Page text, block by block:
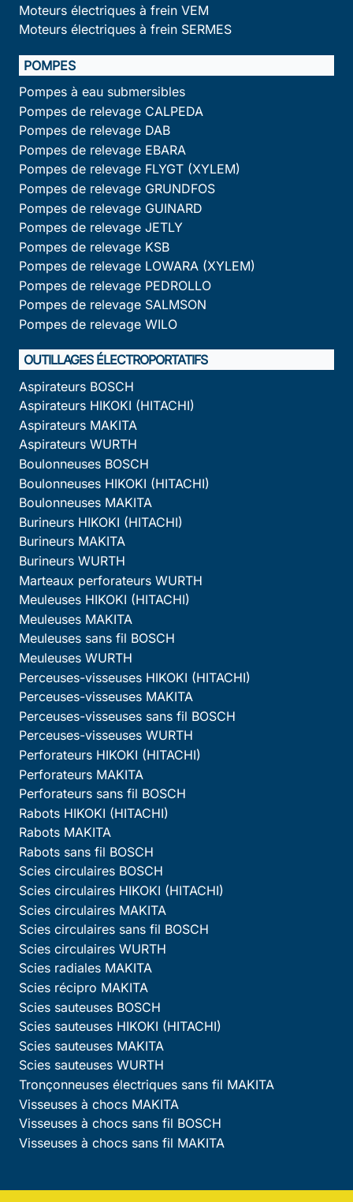
Moteurs électriques à frein VEM
Moteurs électriques à frein SERMES
POMPES
Pompes à eau submersibles
Pompes de relevage CALPEDA
Pompes de relevage DAB
Pompes de relevage EBARA
Pompes de relevage FLYGT (XYLEM)
Pompes de relevage GRUNDFOS
Pompes de relevage GUINARD
Pompes de relevage JETLY
Pompes de relevage KSB
Pompes de relevage LOWARA (XYLEM)
Pompes de relevage PEDROLLO
Pompes de relevage SALMSON
Pompes de relevage WILO
OUTILLAGES ÉLECTROPORTATIFS
Aspirateurs BOSCH
Aspirateurs HIKOKI (HITACHI)
Aspirateurs MAKITA
Aspirateurs WURTH
Boulonneuses BOSCH
Boulonneuses HIKOKI (HITACHI)
Boulonneuses MAKITA
Burineurs HIKOKI (HITACHI)
Burineurs MAKITA
Burineurs WURTH
Marteaux perforateurs WURTH
Meuleuses HIKOKI (HITACHI)
Meuleuses MAKITA
Meuleuses sans fil BOSCH
Meuleuses WURTH
Perceuses-visseuses HIKOKI (HITACHI)
Perceuses-visseuses MAKITA
Perceuses-visseuses sans fil BOSCH
Perceuses-visseuses WURTH
Perforateurs HIKOKI (HITACHI)
Perforateurs MAKITA
Perforateurs sans fil BOSCH
Rabots HIKOKI (HITACHI)
Rabots MAKITA
Rabots sans fil BOSCH
Scies circulaires BOSCH
Scies circulaires HIKOKI (HITACHI)
Scies circulaires MAKITA
Scies circulaires sans fil BOSCH
Scies circulaires WURTH
Scies radiales MAKITA
Scies récipro MAKITA
Scies sauteuses BOSCH
Scies sauteuses HIKOKI (HITACHI)
Scies sauteuses MAKITA
Scies sauteuses WURTH
Tronçonneuses électriques sans fil MAKITA
Visseuses à chocs MAKITA
Visseuses à chocs sans fil BOSCH
Visseuses à chocs sans fil MAKITA